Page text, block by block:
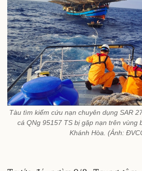
Tàu tìm kiếm cứu nạn chuyên dụng SAR
cá QNg 95157 TS bị gặp nạn trên vùng
Khánh Hòa. (Ảnh: